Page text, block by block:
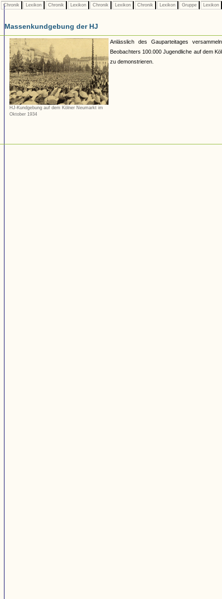
Chronik Lexikon Chronik Lexikon Chronik Lexikon Chronik Lexikon Gruppe Lexikon
Massenkundgebung der HJ
HJ-Kundgebung auf dem Kölner Neumarkt im
Oktober 1934
Anlässlich des Gauparteitages
Beobachters 100.000 Jugendliche auf dem
zu demonstrieren.